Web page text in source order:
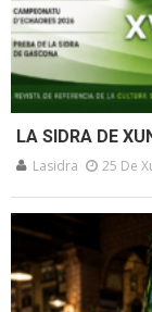
LA SIDRA DE
Lasidra 25 De